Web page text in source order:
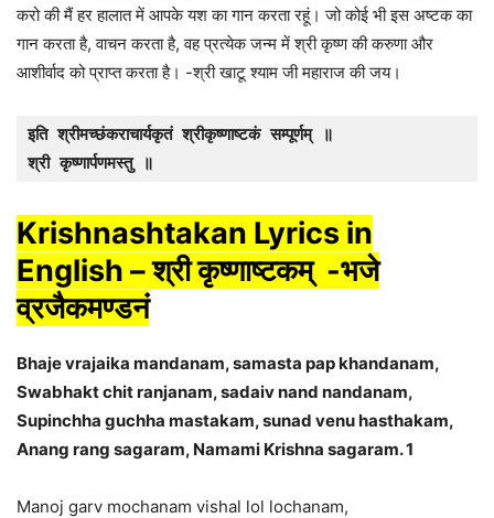
करो की मैं हर हालात में आपके यश का गान करता रहूं। जो कोई भी इस अष्टक का
गान करता है, वाचन करता है, वह प्रत्येक जन्म में श्री कृष्ण की करुणा और
आशीर्वाद को प्राप्त करता है। -श्री खाटू श्याम जी महाराज की जय।
इति श्रीमच्छंकराचार्यकृतं श्रीकृष्णाष्टकं सम्पूर्णम् ॥
श्री कृष्णार्पणमस्तु ॥
Krishnashtakan Lyrics in
English – श्री कृष्णाष्टकम् -भजे
व्रजैकमण्डनं
Bhaje vrajaika mandanam, samasta pap khandanam,
Swabhakt chit ranjanam, sadaiv nand nandanam,
Supinchha guchha mastakam, sunad venu hasthakam,
Anang rang sagaram, Namami Krishna sagaram. 1
Manoj garv mochanam vishal lol lochanam,